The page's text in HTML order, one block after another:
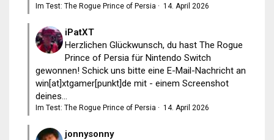
Im Test: The Rogue Prince of Persia · 14. April 2026
iPatXT
Herzlichen Glückwunsch, du hast The Rogue
Prince of Persia für Nintendo Switch
gewonnen! Schick uns bitte eine E-Mail-Nachricht an
win[at]xtgamer[punkt]de mit - einem Screenshot
deines...
Im Test: The Rogue Prince of Persia · 14. April 2026
jonnysonny